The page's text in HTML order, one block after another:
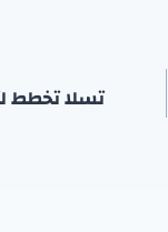
تسلا تخطط